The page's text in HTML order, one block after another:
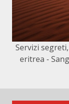
Servizi
eritrea -